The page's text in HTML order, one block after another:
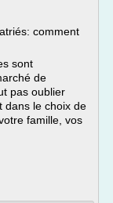
comment
sont
de
pas oublier
dans le choix de
famille, vos